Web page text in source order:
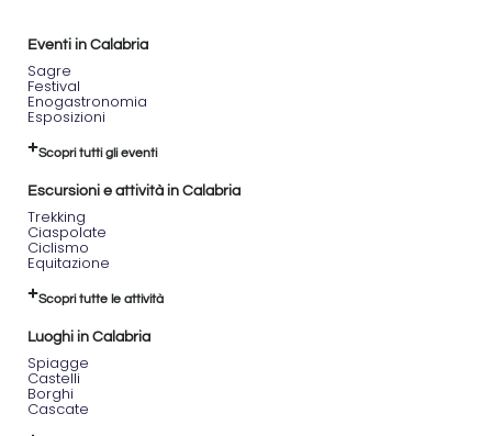
Eventi in Calabria
Sagre
Festival
Enogastronomia
Esposizioni
Scopri tutti gli eventi
Escursioni e attività in Calabria
Trekking
Ciaspolate
Ciclismo
Equitazione
Scopri tutte le attività
Luoghi in Calabria
Spiagge
Castelli
Borghi
Cascate